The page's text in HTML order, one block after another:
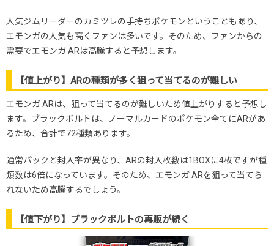
人気ジムリーダーのカミツレの手持ちポケモンということもあり、
エモンガの人気も高くファンは多いです。そのため、ファンからの
需要でエモンガ ARは高騰すると予想します。
【値上がり】ARの種類が多く狙って当てるのが難しい
エモンガ ARは、狙って当てるのが難しいため値上がりすると予想し
ます。ブラックボルトは、ノーマルカードのポケモン全てにARがあ
るため、合計で72種類あります。
通常パックと封入率が異なり、ARの封入枚数は1BOXに4枚ですが種
類数は6倍になっています。そのため、エモンガ ARを狙って当てら
れないため高騰するでしょう。
【値下がり】ブラックボルトの再販が続く